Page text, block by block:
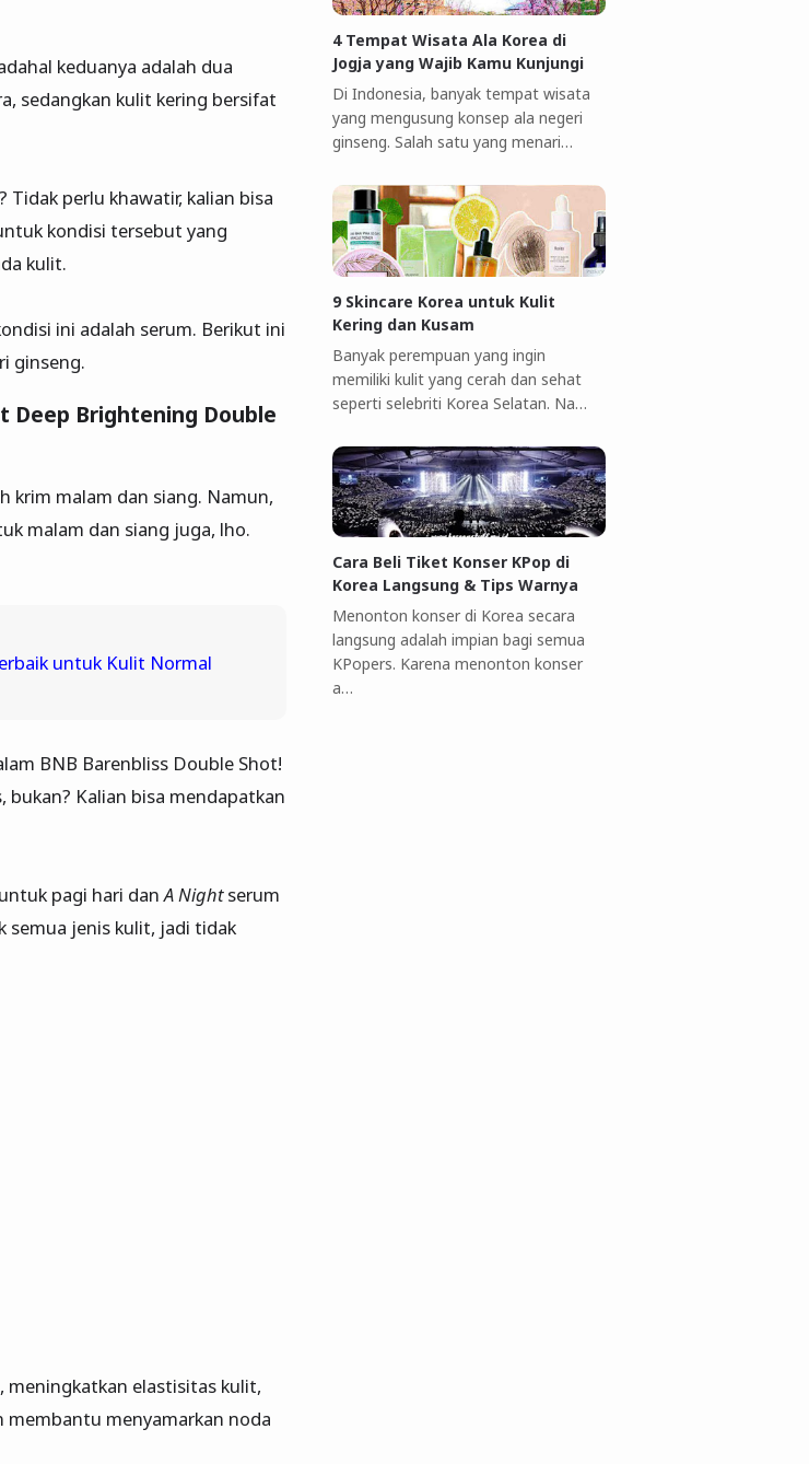
keduanya adalah dua
sedangkan kulit kering bersifat
Tidak perlu khawatir, kalian bisa
kondisi tersebut yang
kulit.
ini adalah serum. Berikut ini
ginseng.
Deep Brightening Double
krim malam dan siang. Namun,
malam dan siang juga, lho.
untuk Kulit Normal
BNB Barenbliss Double Shot!
Kalian bisa mendapatkan
pagi hari danA Nightserum
semua jenis kulit, jadi tidak
meningkatkan elastisitas kulit,
menyamarkan noda
4 Tempat Wisata Ala Korea di
Jogja yang Wajib Kamu Kunjungi
Di Indonesia, banyak tempat wisata
yang mengusung konsep ala negeri
ginseng. Salah satu yang menari…
9 Skincare Korea untuk Kulit
Kering dan Kusam
Banyak perempuan yang ingin
memiliki kulit yang cerah dan sehat
seperti selebriti Korea Selatan. Na…
Cara Beli Tiket Konser KPop di
Korea Langsung & Tips Warnya
Menonton konser di Korea secara
langsung adalah impian bagi semua
KPopers. Karena menonton konser
a…